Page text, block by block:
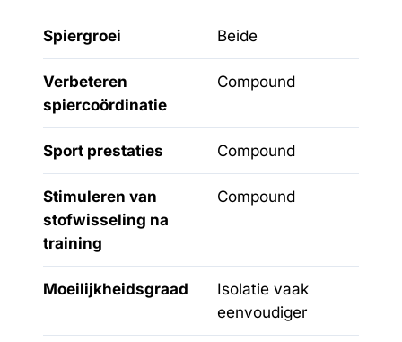
Spiergroei Beide
Verbeteren
spiercoördinatie
Compound
Sport prestaties Compound
Stimuleren van
stofwisseling na
training
Compound
Moeilijkheidsgraad
Isolatie vaak
eenvoudiger